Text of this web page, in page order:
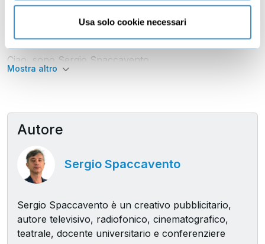
Usa solo cookie necessari
coinvolgenti, quindi raggiungere migliaia, talvolta milioni
di persone, con contenuti che si diffondono sulla
bacheca e sulla bocca di tutti?
Ciao, sono Sergio Spaccavento,
universitario ed esperto di umorismo.
Ho oltre 20 anni di esperienza nel mondo
dell’advertising, e nel corso della mia carriera ho vinto
diversi premi ai principali festival pubblicitari e
internazionali.
Oggi sono qui perché il team di Corsi.it mi ha chiesto di
spiegare nel dettaglio quali sono le strategie migliori per
progettare una campagna pubblicitaria dal potenziale
Mostra altro
Autore
Sergio Spaccavento
Sergio Spaccavento è un creativo pubblicitario,
autore televisivo, radiofonico, cinematografico,
teatrale, docente universitario e conferenziere